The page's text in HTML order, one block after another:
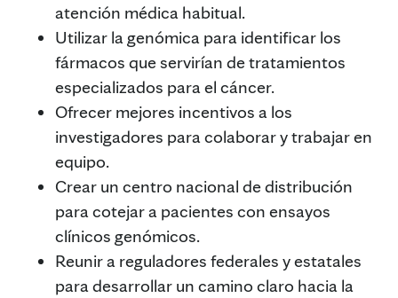
atención médica habitual.
Utilizar la genómica para identificar los
fármacos que servirían de tratamientos
especializados para el cáncer.
Ofrecer mejores incentivos a los
investigadores para colaborar y trabajar en
equipo.
Crear un centro nacional de distribución
para cotejar a pacientes con ensayos
clínicos genómicos.
Reunir a reguladores federales y estatales
para desarrollar un camino claro hacia la